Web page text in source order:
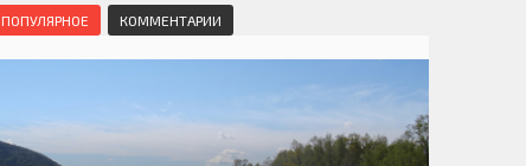
Маршруты. Улицы, остановки
Автобусы Магадан – Аэропорт
Таблица приливов отливов
Мошенники
Интернет
ПОПУЛЯРНОЕ КОММЕНТАРИИ